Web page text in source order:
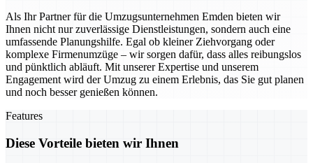
Als Ihr Partner für die Umzugsunternehmen Emden bieten wir
Ihnen nicht nur zuverlässige Dienstleistungen, sondern auch eine
umfassende Planungshilfe. Egal ob kleiner Ziehvorgang oder
komplexe Firmenumzüge – wir sorgen dafür, dass alles reibungslos
und pünktlich abläuft. Mit unserer Expertise und unserem
Engagement wird der Umzug zu einem Erlebnis, das Sie gut planen
und noch besser genießen können.
Features
Diese Vorteile bieten wir Ihnen